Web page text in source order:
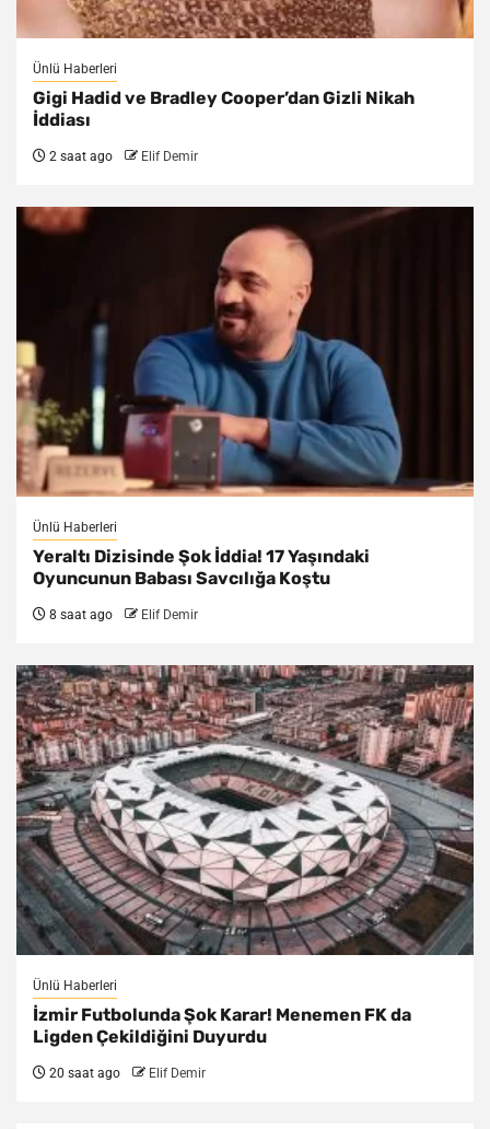
Ünlü Haberleri
Gigi Hadid ve Bradley Cooper’dan Gizli Nikah
İddiası
2 saat ago Elif Demir
Ünlü Haberleri
Yeraltı Dizisinde Şok İddia! 17 Yaşındaki
Oyuncunun Babası Savcılığa Koştu
8 saat ago Elif Demir
Ünlü Haberleri
İzmir Futbolunda Şok Karar! Menemen FK da
Ligden Çekildiğini Duyurdu
20 saat ago Elif Demir